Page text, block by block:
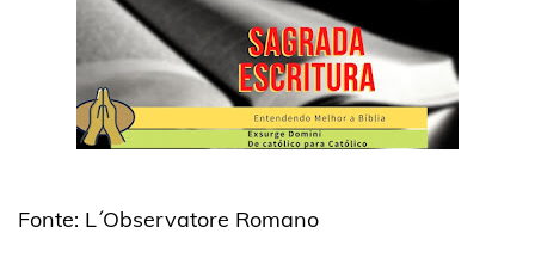
Fonte: L´Observatore Romano